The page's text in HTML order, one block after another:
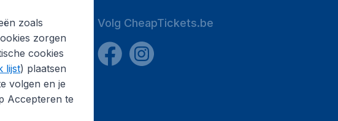
Volg CheapTickets.be
zoals
zorgen
cookies
lijst) plaatsen
volgen en je
Accepteren te